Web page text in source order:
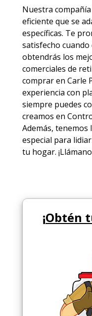
Nuestra
eficiente que se
específicas. Te
satisfecho cuando
obtendrás los
comerciales de
comprar en Carle
experiencia con
siempre puedes
creamos en
Además, tenemos
especial para
tu hogar.
¡Obtén